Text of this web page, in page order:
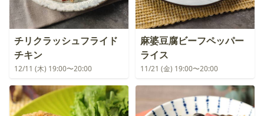
チリクラッシュフライド
チキン
12/11 (木) 19:00〜20:00
麻婆豆腐ビーフペッパー
ライス
11/21 (金) 19:00〜20:00